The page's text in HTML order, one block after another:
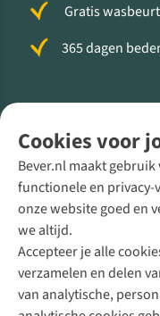
Cookies voor
Bever.nl maakt
functionele en
onze website goed en
we altijd.
Accepteer je alle
verzamelen en delen
van analytische,
Gratis
365 dagen
Direct advies van
+31 (0)85 888 50
+31 6 12 28 49 80